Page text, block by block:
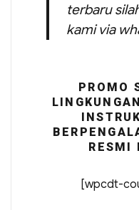
terbaru
kami via
PROMO
RESMI
[wpcdt-